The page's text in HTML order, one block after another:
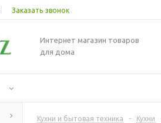
Заказать звонок
Интернет магазин товаров
для дома
Кухни и бытовая техника - Кухни